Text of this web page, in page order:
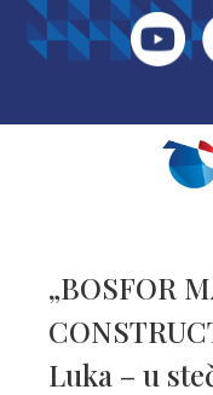
„BOSFOR
Luka – u